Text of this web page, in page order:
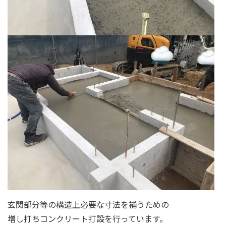
玄関部分等の構造上必要な寸法を補うための
増し打ちコンクリート打設を行っています。